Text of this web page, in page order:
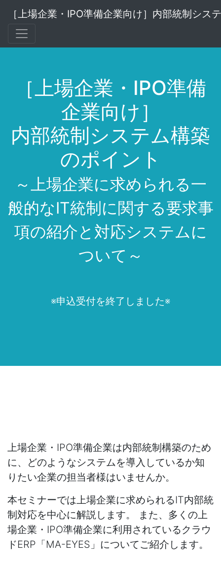
［上場企業・IPO準備企業向け］内部統制シ
［上場企業・IPO準備
企業向け］
内部統制システム構築
のポイント
～上場企業に求められる一
般的なIT統制に関する要求事
項の紹介と対応システムに
ついて～
※申込受付を終了しました※
上場企業・IPO準備企業は内部統制構築のため
に、どのようなシステムを導入しているか知
りたい企業の担当者様はいませんか。
本セミナーでは上場企業に求められるIT内部統
制対応を中心に解説します。 また、多くの上
場企業・IPO準備企業に利用されているクラウ
ドERP「MA-EYES」についてご紹介します。